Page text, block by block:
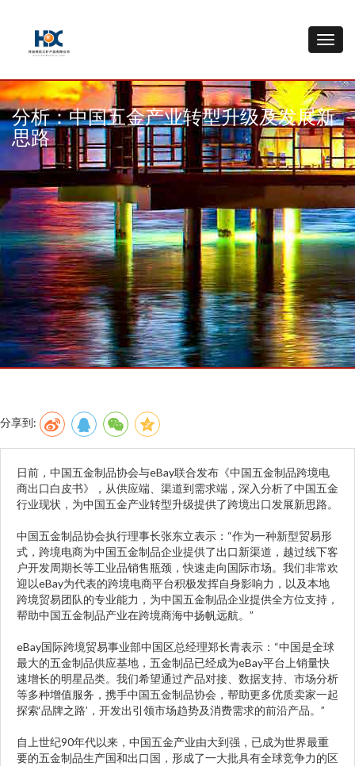
分析：中国五金产业转型升级及发展新
思路
分享到:
日前，中国五金制品协会与eBay联合发布《中国五金制品跨境电
商出口白皮书》，从供应端、渠道到需求端，深入分析了中国五金
行业现状，为中国五金产业转型升级提供了跨境出口发展新思路。
中国五金制品协会执行理事长张东立表示：“作为一种新型贸易形
式，跨境电商为中国五金制品企业提供了出口新渠道，越过线下客
户开发周期长等工业品销售瓶颈，快速走向国际市场。我们非常欢
迎以eBay为代表的跨境电商平台积极发挥自身影响力，以及本地
跨境贸易团队的专业能力，为中国五金制品企业提供全方位支持，
帮助中国五金制品产业在跨境商海中扬帆远航。”
eBay国际跨境贸易事业部中国区总经理郑长青表示：“中国是全球
最大的五金制品供应基地，五金制品已经成为eBay平台上销量快
速增长的明星品类。我们希望通过产品对接、数据支持、市场分析
等多种增值服务，携手中国五金制品协会，帮助更多优质卖家一起
探索‘品牌之路’，开发出引领市场趋势及消费需求的前沿产品。”
自上世纪90年代以来，中国五金产业由大到强，已成为世界最重
要的五金制品生产国和出口国，形成了一大批具有全球竞争力的区